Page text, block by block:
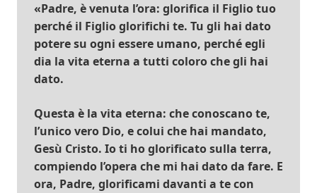
«Padre, è venuta l’ora: glorifica il Figlio tuo
perché il Figlio glorifichi te. Tu gli hai dato
potere su ogni essere umano, perché egli
dia la vita eterna a tutti coloro che gli hai
dato.
Questa è la vita eterna: che conoscano te,
l’unico vero Dio, e colui che hai mandato,
Gesù Cristo. Io ti ho glorificato sulla terra,
compiendo l’opera che mi hai dato da fare. E
ora, Padre, glorificami davanti a te con